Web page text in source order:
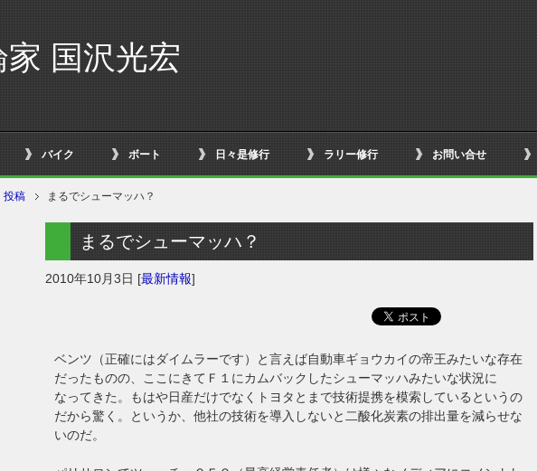
国沢光宏
バイク ボート 日々是修行 ラリー修行 お問い合せ
投稿 まるでシューマッハ？
まるでシューマッハ？
2010年10月3日 [最新情報]
ベンツ（正確にはダイムラーです）と言えば自動車ギョウカイの帝王みたいな存在
だったものの、ここにきてＦ１にカムバックしたシューマッハみたいな状況に
なってきた。もはや日産だけでなくトヨタとまで技術提携を模索しているというの
だから驚く。というか、他社の技術を導入しないと二酸化炭素の排出量を減らせな
いのだ。